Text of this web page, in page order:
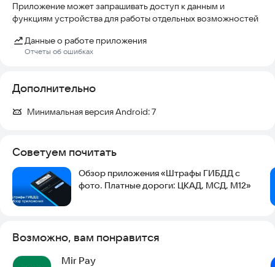
Приложение может запрашивать доступ к данным и
функциям устройства для работы отдельных возможностей
Данные о работе приложения
Отчеты об ошибках
Дополнительно
Минимальная версия Android:7
Советуем почитать
Обзор приложения «Штрафы ГИБДД с
фото. Платные дороги: ЦКАД, МСД, М12»
Возможно, вам понравится
Mir Pay